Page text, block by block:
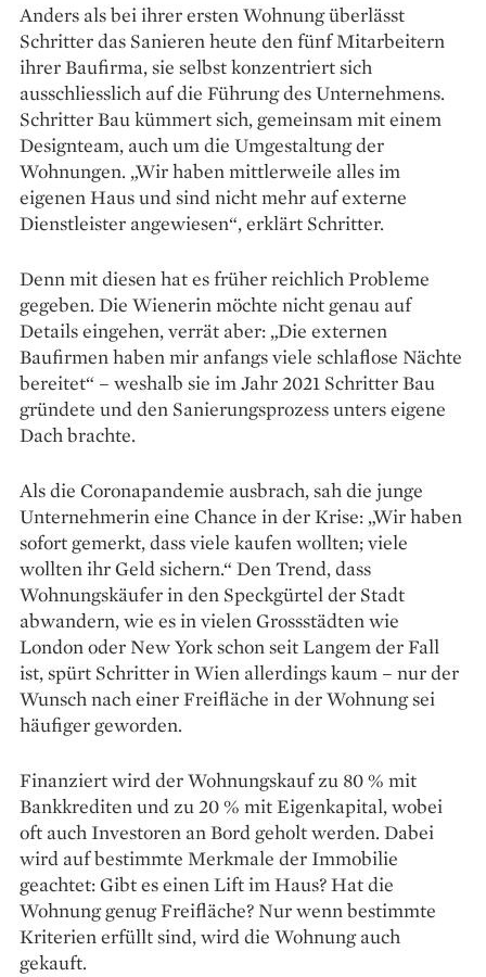
Anders als bei ihrer ersten Wohnung überlässt
Schritter das Sanieren heute den fünf Mitarbeitern
ihrer Baufirma, sie selbst konzen­triert sich
ausschliesslich auf die Führung des Unternehmens.
Schritter Bau kümmert sich, gemeinsam mit einem
Designteam, auch um die Umgestaltung der
Wohnungen. „Wir haben mittlerweile alles im
eigenen Haus und sind nicht mehr auf externe
Dienstleister angewiesen“, erklärt Schritter.
Denn mit diesen hat es früher reichlich Probleme
gegeben. Die Wienerin möchte nicht genau auf
Details eingehen, verrät aber: „Die externen
Baufirmen haben mir anfangs viele schlaflose Nächte
bereitet“ – weshalb sie im Jahr 2021 Schritter Bau
gründete und den Sanierungsprozess unters eigene
Dach brachte.
Als die Coronapandemie ausbrach, sah die junge
Unter­nehmerin eine Chance in der Krise: „Wir haben
sofort gemerkt, dass viele kaufen wollten; viele
wollten ihr Geld sichern.“ Den Trend, dass
Wohnungskäufer in den Speck­gürtel der Stadt
abwandern, wie es in vielen Grossstädten wie
London oder New York schon seit Langem der Fall
ist, spürt Schritter in Wien allerdings kaum – nur der
Wunsch nach einer Freifläche in der Woh­nung sei
häufiger geworden.
Finanziert wird der ­Wohnungskauf zu 80 % mit
Bank­krediten und zu 20 % mit Eigenkapital, wobei
oft auch Investoren an Bord geholt wer­den. Dabei
wird auf bestimmte Merkmale der Immobilie
geachtet: Gibt es einen Lift im Haus? Hat die
Wohnung genug Freifläche? Nur wenn bestimmte
Kriterien erfüllt sind, wird die Woh­nung auch
gekauft.